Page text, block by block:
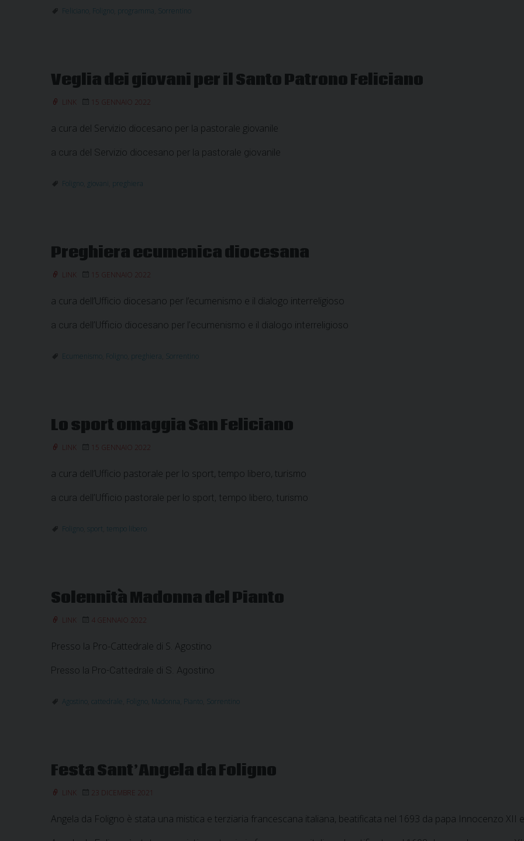
Feliciano Foligno programma Sorrentino
Veglia dei giovani per il Santo Patrono Feliciano
LINK 15 GENNAIO 2022
a cura del Servizio diocesano per la pastorale giovanile
a cura del Servizio diocesano per la pastorale giovanile
Foligno giovani preghiera
Preghiera ecumenica diocesana
LINK 15 GENNAIO 2022
a cura dell’Ufficio diocesano per l’ecumenismo e il dialogo interreligioso
a cura dell’Ufficio diocesano per l’ecumenismo e il dialogo interreligioso
Ecumenismo Foligno preghiera Sorrentino
Lo sport omaggia San Feliciano
LINK 15 GENNAIO 2022
a cura dell’Ufficio pastorale per lo sport, tempo libero, turismo
a cura dell’Ufficio pastorale per lo sport, tempo libero, turismo
Foligno sport tempo libero
Solennità Madonna del Pianto
LINK 4 GENNAIO 2022
Presso la Pro-Cattedrale di S. Agostino
Presso la Pro-Cattedrale di S. Agostino
Agostino cattedrale Foligno Madonna Pianto Sorrentino
Festa Sant’Angela da Foligno
LINK 23 DICEMBRE 2021
Angela da Foligno è stata una mistica e terziaria francescana italiana, beatificata nel 1693 da papa Innocenzo